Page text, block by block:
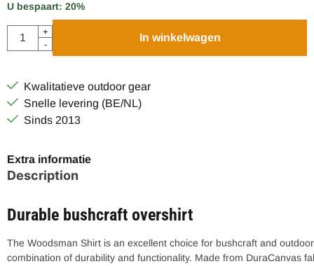
U bespaart: 20%
Aantal
+
-
In winkelwagen
Kwalitatieve outdoor gear
Snelle levering (BE/NL)
Sinds 2013
Extra informatie
Description
Durable bushcraft overshirt
The Woodsman Shirt is an excellent choice for bushcraft and
combination of durability and functionality. Made from DuraCanvas